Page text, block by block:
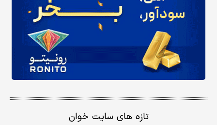
تازه های سایت خوان